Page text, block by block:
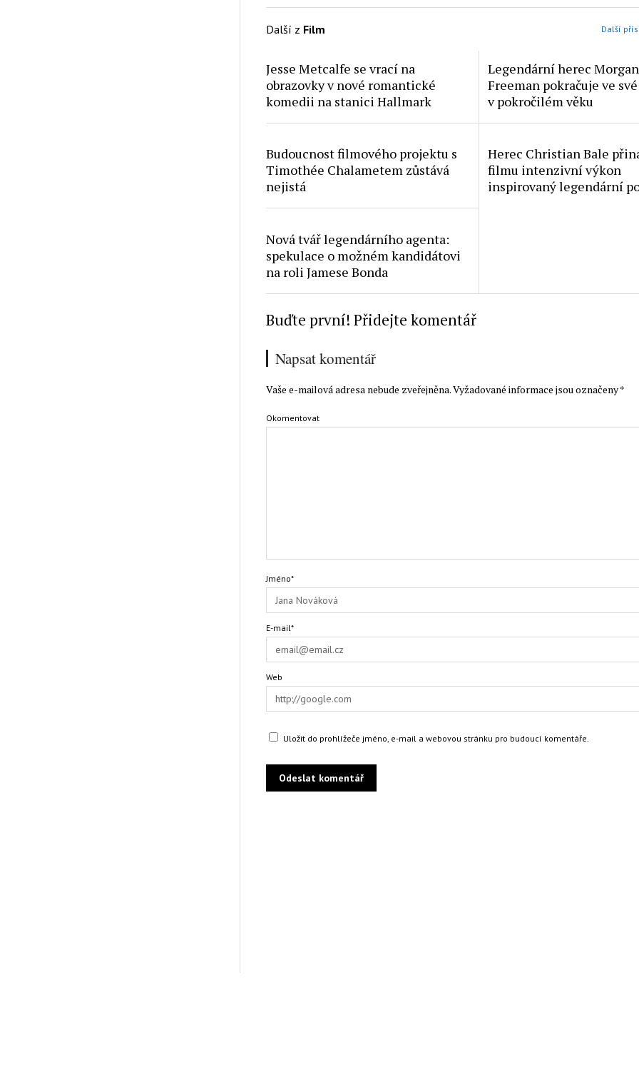
Další z Film Další
Jesse Metcalfe se vrací na
obrazovky v nové romantické
komedii na stanici Hallmark
Legendární herec Morgan
Freeman pokračuje ve
v pokročilém věku
Budoucnost filmového projektu s
Timothée Chalametem zůstává
nejistá
Herec Christian Bale
filmu intenzivní výkon
inspirovaný legendární
Nová tvář legendárního agenta:
spekulace o možném kandidátovi
na roli Jamese Bonda
Buďte první! Přidejte komentář
Napsat komentář
Vaše e-mailová adresa nebude zveřejněna.Vyžadované informace jsou označeny*
Okomentovat
Jméno*
E-mail*
Web
Uložit do prohlížeče jméno, e-mail a webovou stránku pro budoucí komentáře.